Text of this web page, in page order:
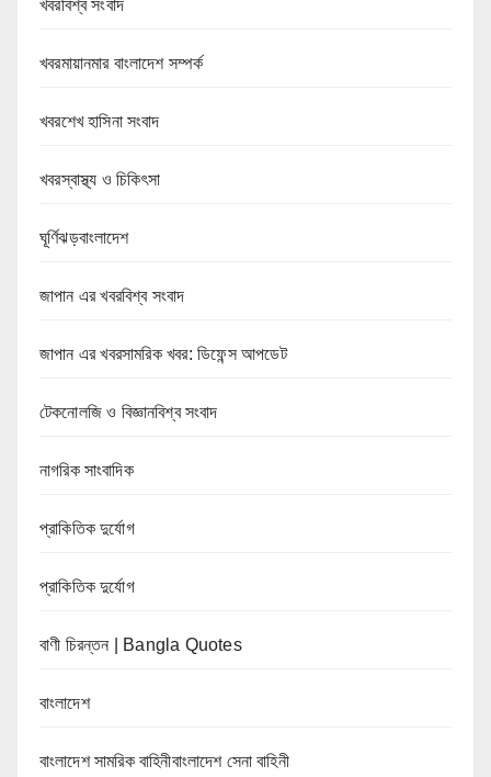
খবরবিশ্ব সংবাদ
খবরমায়ানমার বাংলাদেশ সম্পর্ক
খবরশেখ হাসিনা সংবাদ
খবরস্বাস্থ্য ও চিকিৎসা
ঘূর্ণিঝড়বাংলাদেশ
জাপান এর খবরবিশ্ব সংবাদ
জাপান এর খবরসামরিক খবর: ডিফেন্স আপডেট
টেকনোলজি ও বিজ্ঞানবিশ্ব সংবাদ
নাগরিক সাংবাদিক
প্রাকিতিক দুর্যোগ
প্রাকিতিক দুর্যোগ
বাণী চিরন্তন | Bangla Quotes
বাংলাদেশ
বাংলাদেশ সামরিক বাহিনীবাংলাদেশ সেনা বাহিনী